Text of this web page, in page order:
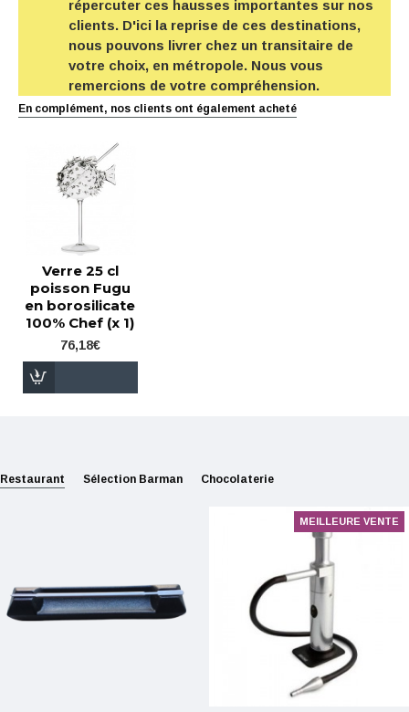
répercuter ces hausses importantes sur nos
clients. D'ici la reprise de ces destinations,
nous pouvons livrer chez un transitaire de
votre choix, en métropole. Nous vous
remercions de votre compréhension.
En complément, nos clients ont également acheté
Verre 25 cl
poisson Fugu
en borosilicate
100% Chef (x 1)
76,18€
Restaurant Sélection Barman Chocolaterie
MEILLEURE VENTE